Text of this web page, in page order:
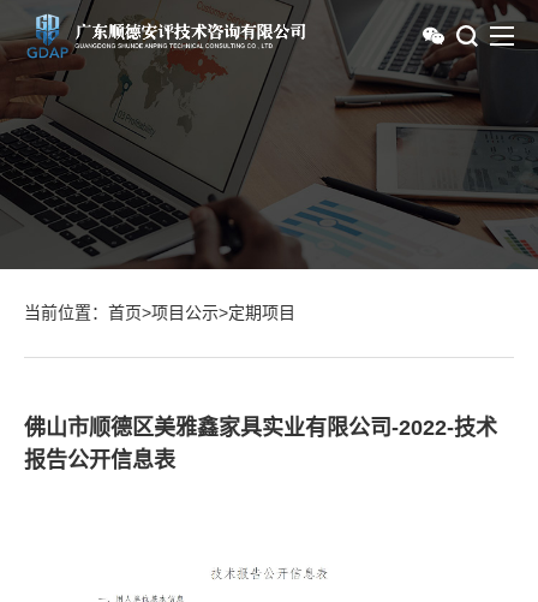
当前位置： 首页>项目公示>定期项目
佛山市顺德区美雅鑫家具实业有限公司-2022-技术
报告公开信息表